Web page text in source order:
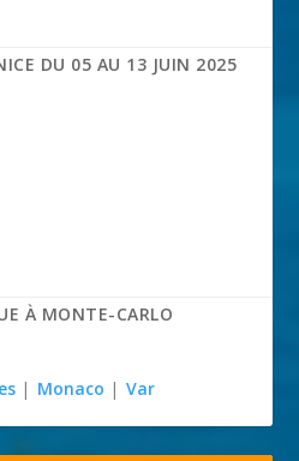
DU 05 AU 13 JUIN 2025
À MONTE-CARLO
| Monaco | Var